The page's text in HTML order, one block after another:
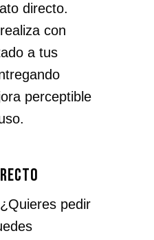
directo.
con
a tus
perceptible
pedir